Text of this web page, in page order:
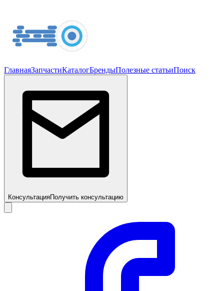
ГлавнаяЗапчастиКаталогБрендыПолезные статьиПоиск
КонсультацияПолучить консультацию